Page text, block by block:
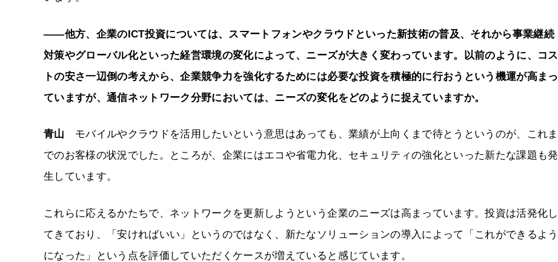
――他方、企業のICT投資については、スマートフォンやクラウドといった新技術の普及、それから事業継続
対策やグローバル化といった経営環境の変化によって、ニーズが大きく変わっています。以前のように、コス
トの安さ一辺倒の考えから、企業競争力を強化するためには必要な投資を積極的に行おうという機運が高まっ
ていますが、通信ネットワーク分野においては、ニーズの変化をどのように捉えていますか。
青山 モバイルやクラウドを活用したいという意思はあっても、業績が上向くまで待とうというのが、これま
でのお客様の状況でした。ところが、企業にはエコや省電力化、セキュリティの強化といった新たな課題も発
生しています。
これらに応えるかたちで、ネットワークを更新しようという企業のニーズは高まっています。投資は活発化し
てきており、「安ければいい」というのではなく、新たなソリューションの導入によって「これができるよう
になった」という点を評価していただくケースが増えていると感じています。